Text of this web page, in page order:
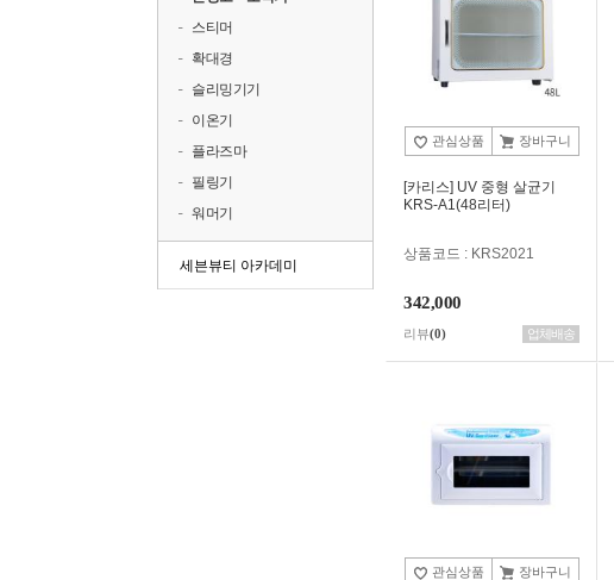
스티머
확대경
슬리밍기기
이온기
플라즈마
필링기
워머기
세븐뷰티 아카데미
[카리스] UV 중형 살균기
KRS-A1(48리터)
상품코드 : KRS2021
342,000
리뷰(0) 업체배송
관심상품 장바구니
관심상품 장바구니